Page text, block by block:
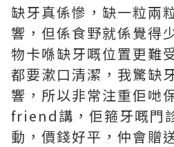
缺牙真係慘，缺一粒兩
響，但係食野就係覺得
物卡喺缺牙嘅位置更難
都要漱口清潔，我驚缺
響，所以非常注重佢哋
friend講，佢箍牙嘅門
動，價錢好平，仲會贈